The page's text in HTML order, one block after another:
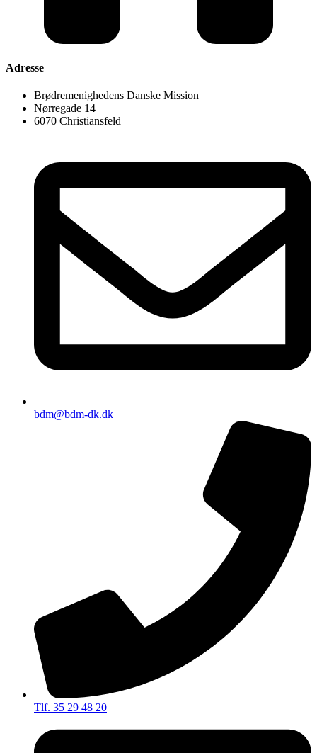
Adresse
Brødremenighedens Danske Mission
Nørregade 14
6070 Christiansfeld
bdm@bdm-dk.dk
Tlf. 35 29 48 20